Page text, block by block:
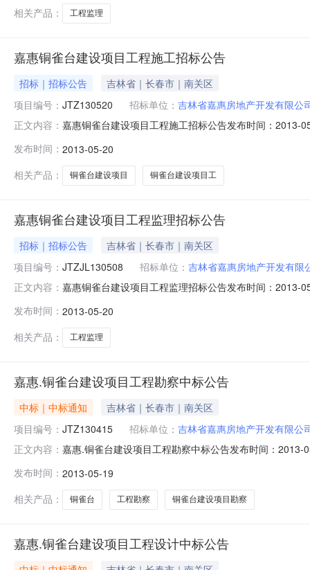
相关产品：
工程监理
嘉惠铜雀台建设项目工程施工招标公告
招标｜招标公告
吉林省｜长春市｜南关区
项目编号： JTZ130520 招标单位： 吉林省嘉惠房地产开发有限公
正文内容： 嘉惠铜雀台建设项目工程施工招标公告发布时间：
技术开发区建设发展局以长经内资字[2013]10号批准建
发布时间： 2013-05-20
相关产品：
铜雀台建设项目 铜雀台建设项目工
嘉惠铜雀台建设项目工程监理招标公告
招标｜招标公告
吉林省｜长春市｜南关区
项目编号： JTZJL130508 招标单位： 吉林省嘉惠房地产开发有限
正文内容： 嘉惠铜雀台建设项目工程监理招标公告发布时间：2013-
建设项目工程监理已由长春经济技术开发区建设发展局
发布时间： 2013-05-20
相关产品：
工程监理
嘉惠.铜雀台建设项目工程勘察中标公告
中标｜中标通知
吉林省｜长春市｜南关区
项目编号： JTZ130415 招标单位： 吉林省嘉惠房地产开发有限公
正文内容： 嘉惠.铜雀台建设项目工程勘察中标公告发布时间：
雀台建设项目勘察进行公开招标，该项目于2013年5月
标项目编号
发布时间： 2013-05-19
相关产品：
铜雀台 工程勘察 铜雀台建设项目勘察
嘉惠.铜雀台建设项目工程设计中标公告